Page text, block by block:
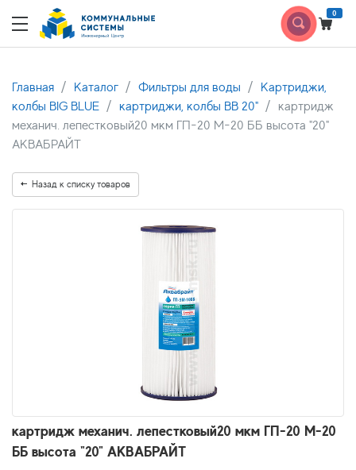
0
Главная Каталог Фильтры для воды
Картриджи,
колбы BIG BLUE
картриджи, колбы BB 20"
картридж
механич. лепестковый20 мкм ГП-20 М-20 ББ высота "20"
АКВАБРАЙТ
Назад к списку товаров
картридж механич. лепестковый20 мкм ГП-20 М-20
ББ высота "20" АКВАБРАЙТ